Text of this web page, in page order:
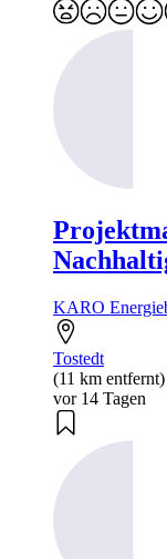
KARO
Tostedt
(11 km entfernt)
vor 14 Tagen